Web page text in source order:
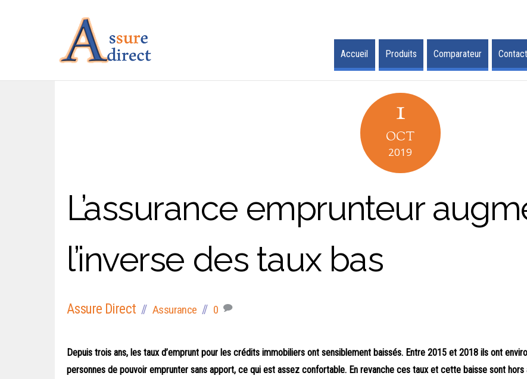
Accueil Produits Comparateur
1
OCT
2019
L’assurance emprunteur
l’inverse des taux bas
Assure Direct Assurance 0
Depuis trois ans, les taux d’emprunt pour les crédits immobiliers ont sensiblement baissés. Entre 2015 et 2018 ils ont
personnes de pouvoir emprunter sans apport, ce qui est assez confortable. En revanche ces taux et cette baisse sont